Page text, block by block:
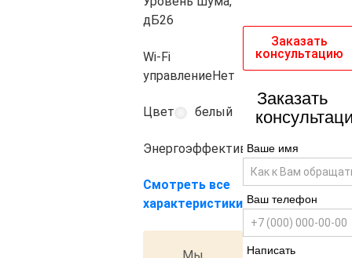
Заказать
консультацию
Заказать
Ваше имя
Ваш телефон
Написать
дБ26
Wi-Fi
управлениеНет
Цвет белый
ЭнергоэффективностьA
Смотреть все
характеристики